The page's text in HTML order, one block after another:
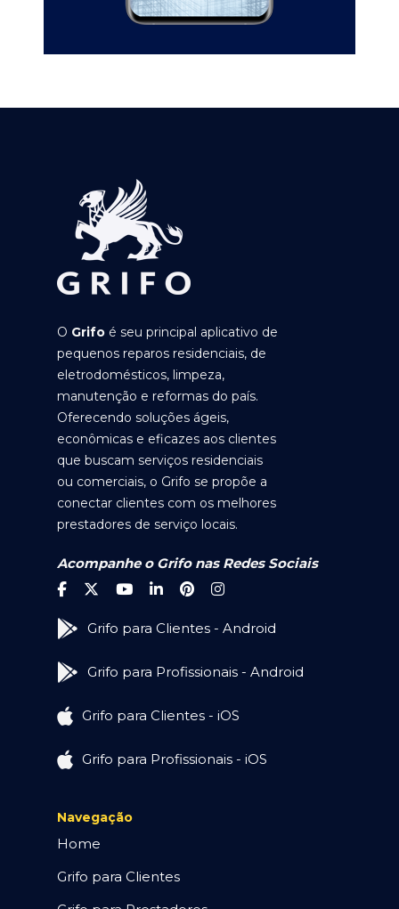
O Grifo é seu principal aplicativo de
pequenos reparos residenciais, de
eletrodomésticos, limpeza,
manutenção e reformas do país.
Oferecendo soluções ágeis,
econômicas e eficazes aos clientes
que buscam serviços residenciais
ou comerciais, o Grifo se propõe a
conectar clientes com os melhores
prestadores de serviço locais.
Acompanhe o Grifo nas Redes Sociais
Grifo para Clientes - Android
Grifo para Profissionais - Android
Grifo para Clientes - iOS
Grifo para Profissionais - iOS
Navegação
Home
Grifo para Clientes